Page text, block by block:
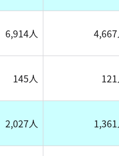
6,914人
145人
2,027人